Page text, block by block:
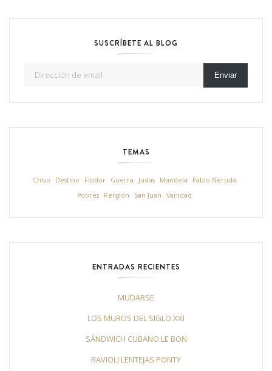
SUSCRÍBETE AL BLOG
Enviar
TEMAS
Chivo Destino Fiodor Guerra Judas Mandela
Pablo Neruda
Pobres
Religión San Juan Vanidad
ENTRADAS RECIENTES
MUDARSE
LOS MUROS DEL SIGLO XXI
SÁNDWICH CUBANO LE BON
RAVIOLI LENTEJAS PONTY